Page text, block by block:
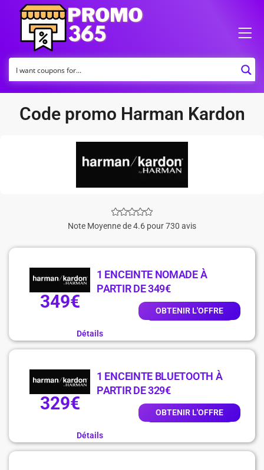
Code promo Harman Kardon
Note Moyenne de 4.6 pour 730 avis
349€
1 ENCEINTE NOMADE À
PARTIR DE 349€
OBTENIR L'OFFRE
Détails
329€
1 ENCEINTE BLUETOOTH À
PARTIR DE 329€
OBTENIR L'OFFRE
Détails